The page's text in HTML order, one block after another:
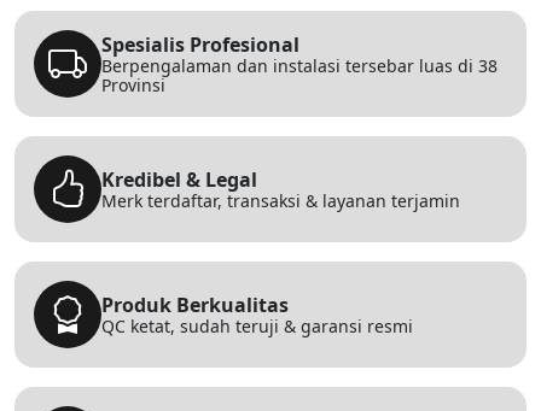
Spesialis Profesional
Berpengalaman dan instalasi tersebar luas di 38
Provinsi
Kredibel & Legal
Merk terdaftar, transaksi & layanan terjamin
Produk Berkualitas
QC ketat, sudah teruji & garansi resmi